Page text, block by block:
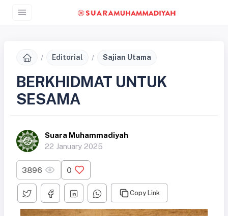
Editorial Sajian Utama
BERKHIDMAT UNTUK
SESAMA
Suara Muhammadiyah
22 January 2025
3896 0
Copy Link